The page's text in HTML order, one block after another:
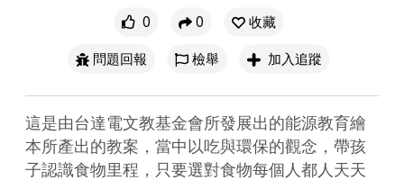
0 0
收藏
問題回報
檢舉 加入追蹤
這是由台達電文教基金會所發展出的能源教育繪
本所產出的教案，當中以吃與環保的觀念，帶孩
子認識食物里程，只要選對食物每個人都人天天